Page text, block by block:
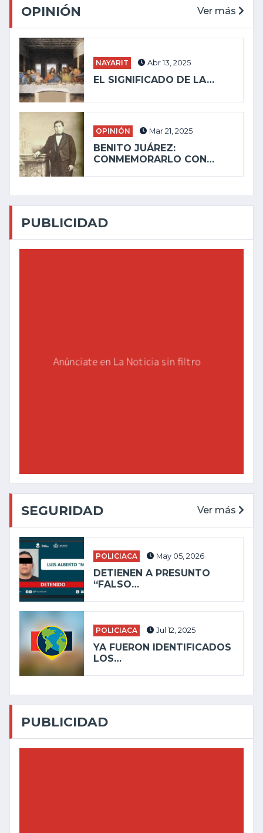
OPINIÓN Ver más
NAYARIT Abr 13, 2025
EL SIGNIFICADO DE LA…
OPINIÓN Mar 21, 2025
BENITO JUÁREZ:
CONMEMORARLO CON…
PUBLICIDAD
SEGURIDAD Ver más
POLICIACA May 05, 2026
DETIENEN A PRESUNTO
“FALSO…
POLICIACA Jul 12, 2025
YA FUERON IDENTIFICADOS
LOS…
PUBLICIDAD